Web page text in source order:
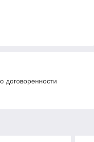
договоренности